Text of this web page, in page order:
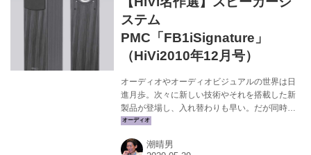
ステム
PMC「FB1iSignature」
（HiVi2010年12月号）
オーディオやオーディオビジュアルの世界は日
進月歩。次々に新しい技術やそれを搭載した新
製品が登場し、入れ替わりも早い。だが同時に
それらは、常に時代の最先端を走っているモデ
このシリーズでは、弊社出版物で紹介してきた
潮晴男